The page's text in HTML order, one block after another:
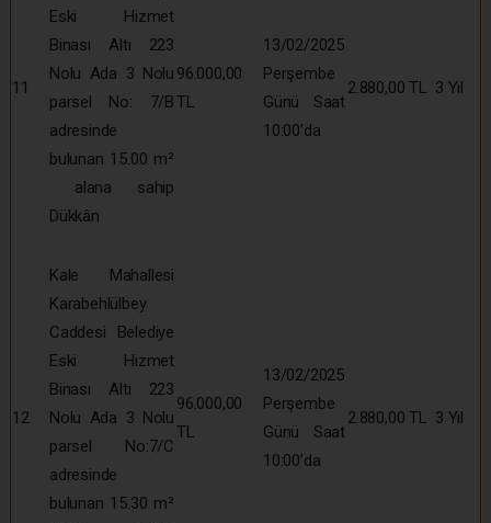
11
Eski Hizmet
Binası Altı 223
Nolu Ada 3 Nolu
parsel No: 7/B
adresinde
bulunan 15.00 m²
alana sahip
Dükkân
96.000,00
TL
13/02/2025
Perşembe
Günü Saat
10:00’da
2.880,00 TL 3 Yıl
12
Kale Mahallesi
Karabehlülbey
Caddesi Belediye
Eski Hizmet
Binası Altı 223
Nolu Ada 3 Nolu
parsel No:7/C
adresinde
bulunan 15.30 m²
96.000,00
TL
13/02/2025
Perşembe
Günü Saat
10:00’da
2.880,00 TL 3 Yıl